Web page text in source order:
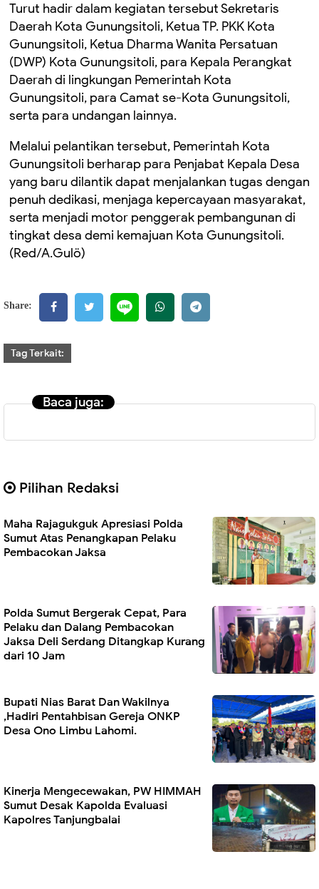
Turut hadir dalam kegiatan tersebut Sekretaris
Daerah Kota Gunungsitoli, Ketua TP. PKK Kota
Gunungsitoli, Ketua Dharma Wanita Persatuan
(DWP) Kota Gunungsitoli, para Kepala Perangkat
Daerah di lingkungan Pemerintah Kota
Gunungsitoli, para Camat se-Kota Gunungsitoli,
serta para undangan lainnya.
Melalui pelantikan tersebut, Pemerintah Kota
Gunungsitoli berharap para Penjabat Kepala Desa
yang baru dilantik dapat menjalankan tugas dengan
penuh dedikasi, menjaga kepercayaan masyarakat,
serta menjadi motor penggerak pembangunan di
tingkat desa demi kemajuan Kota Gunungsitoli.
(Red/A.Gulö)
Share:
Tag Terkait:
Baca juga:
Pilihan Redaksi
Maha Rajagukguk Apresiasi Polda
Sumut Atas Penangkapan Pelaku
Pembacokan Jaksa
Polda Sumut Bergerak Cepat, Para
Pelaku dan Dalang Pembacokan
Jaksa Deli Serdang Ditangkap Kurang
dari 10 Jam
Bupati Nias Barat Dan Wakilnya
,Hadiri Pentahbisan Gereja ONKP
Desa Ono Limbu Lahomi.
Kinerja Mengecewakan, PW HIMMAH
Sumut Desak Kapolda Evaluasi
Kapolres Tanjungbalai